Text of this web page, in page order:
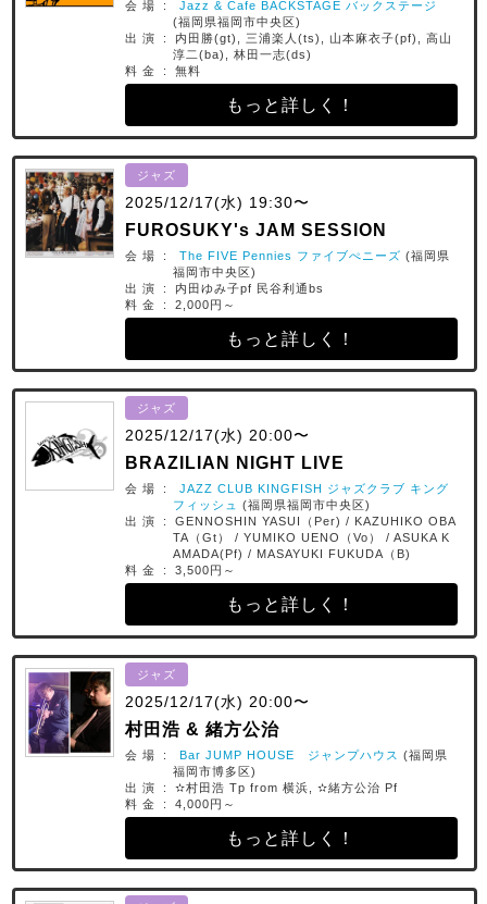
会 場 : Jazz & Cafe BACKSTAGE バックステージ
(福岡県福岡市中央区)
出 演 : 内田勝(gt), 三浦楽人(ts), 山本麻衣子(pf), 高山
淳二(ba), 林田一志(ds)
料 金 : 無料
もっと詳しく！
ジャズ
2025/12/17(水) 19:30〜
FUROSUKY's JAM SESSION
会 場 : The FIVE Pennies ファイブぺニーズ (福岡県
福岡市中央区)
出 演 : 内田ゆみ子pf 民谷利通bs
料 金 : 2,000円～
もっと詳しく！
ジャズ
2025/12/17(水) 20:00〜
BRAZILIAN NIGHT LIVE
会 場 : JAZZ CLUB KINGFISH ジャズクラブ キング
フィッシュ
(福岡県福岡市中央区)
出 演 : GENNOSHIN YASUI（Per) / KAZUHIKO OBA
TA（Gt） / YUMIKO UENO（Vo） / ASUKA K
AMADA(Pf) / MASAYUKI FUKUDA（B)
料 金 : 3,500円～
もっと詳しく！
ジャズ
2025/12/17(水) 20:00〜
村田浩 & 緒方公治
会 場 : Bar JUMP HOUSE ジャンプハウス (福岡県
福岡市博多区)
出 演 : ✫村田浩 Tp from 横浜, ✫緒方公治 Pf
料 金 : 4,000円～
もっと詳しく！